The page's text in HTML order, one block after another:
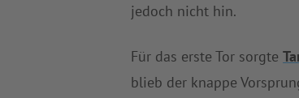
jedoch nicht hin.
Für das erste Tor sorgte
blieb der knappe